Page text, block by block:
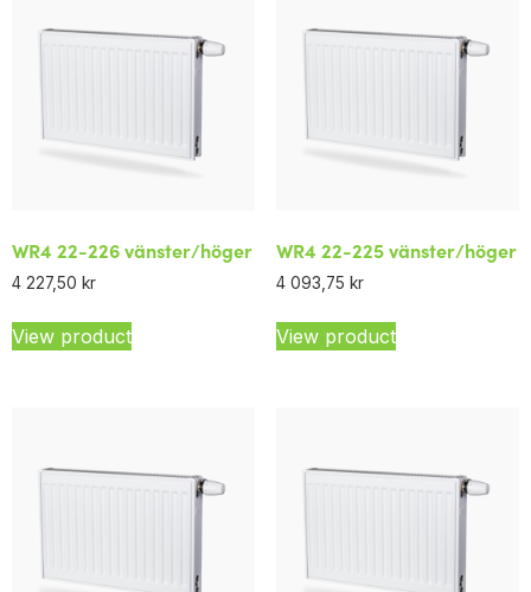
WR4 22-226 vänster/höger
4 227,50 kr
View product
WR4 22-225 vänster/höger
4 093,75 kr
View product